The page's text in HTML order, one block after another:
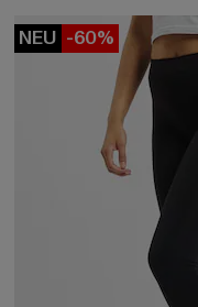
NEU -60%